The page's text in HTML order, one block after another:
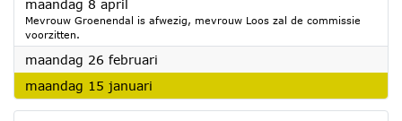
maandag 8 april
Mevrouw Groenendal is afwezig, mevrouw Loos zal de commissie
voorzitten.
maandag 26 februari
maandag 15 januari